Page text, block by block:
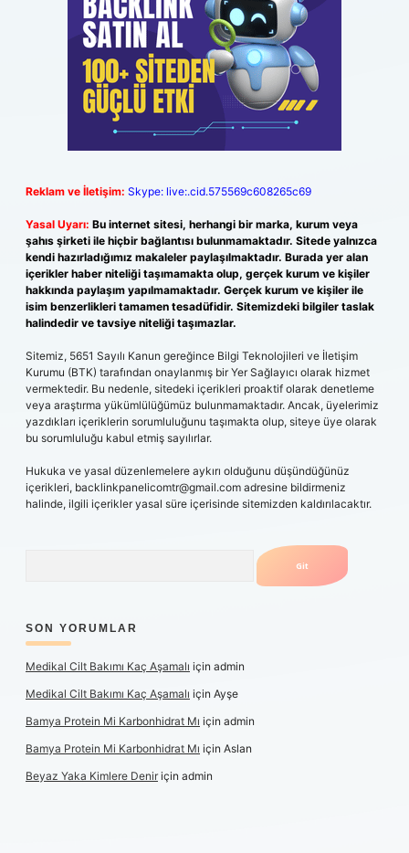
Reklam ve İletişim: Skype: live:.cid.575569c608265c69
Yasal Uyarı: Bu internet sitesi, herhangi bir marka, kurum veya
şahıs şirketi ile hiçbir bağlantısı bulunmamaktadır. Sitede yalnızca
kendi hazırladığımız makaleler paylaşılmaktadır. Burada yer alan
içerikler haber niteliği taşımamakta olup, gerçek kurum ve kişiler
hakkında paylaşım yapılmamaktadır. Gerçek kurum ve kişiler ile
isim benzerlikleri tamamen tesadüfidir. Sitemizdeki bilgiler taslak
halindedir ve tavsiye niteliği taşımazlar.
Sitemiz, 5651 Sayılı Kanun gereğince Bilgi Teknolojileri ve İletişim
Kurumu (BTK) tarafından onaylanmış bir Yer Sağlayıcı olarak hizmet
vermektedir. Bu nedenle, sitedeki içerikleri proaktif olarak denetleme
veya araştırma yükümlülüğümüz bulunmamaktadır. Ancak, üyelerimiz
yazdıkları içeriklerin sorumluluğunu taşımakta olup, siteye üye olarak
bu sorumluluğu kabul etmiş sayılırlar.
Hukuka ve yasal düzenlemelere aykırı olduğunu düşündüğünüz
içerikleri, backlinkpanelicomtr@gmail.com adresine bildirmeniz
halinde, ilgili içerikler yasal süre içerisinde sitemizden kaldırılacaktır.
SON YORUMLAR
Medikal Cilt Bakımı Kaç Aşamalı için admin
Medikal Cilt Bakımı Kaç Aşamalı için Ayşe
Bamya Protein Mi Karbonhidrat Mı için admin
Bamya Protein Mi Karbonhidrat Mı için Aslan
Beyaz Yaka Kimlere Deniriçin admin